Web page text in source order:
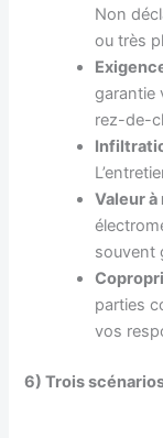
Non
ou très
garantie
rez-de-
Valeur
souvent
parties
vos
6) Trois